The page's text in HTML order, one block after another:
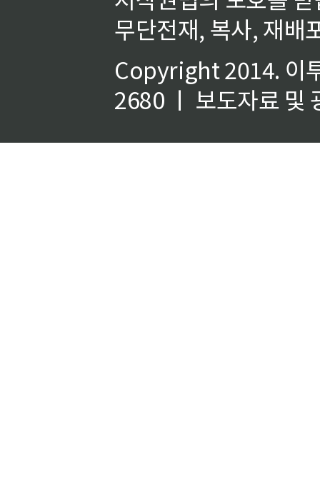
무단전재, 복사, 재배
Copyright 2014. 이
2680 ㅣ 보도자료